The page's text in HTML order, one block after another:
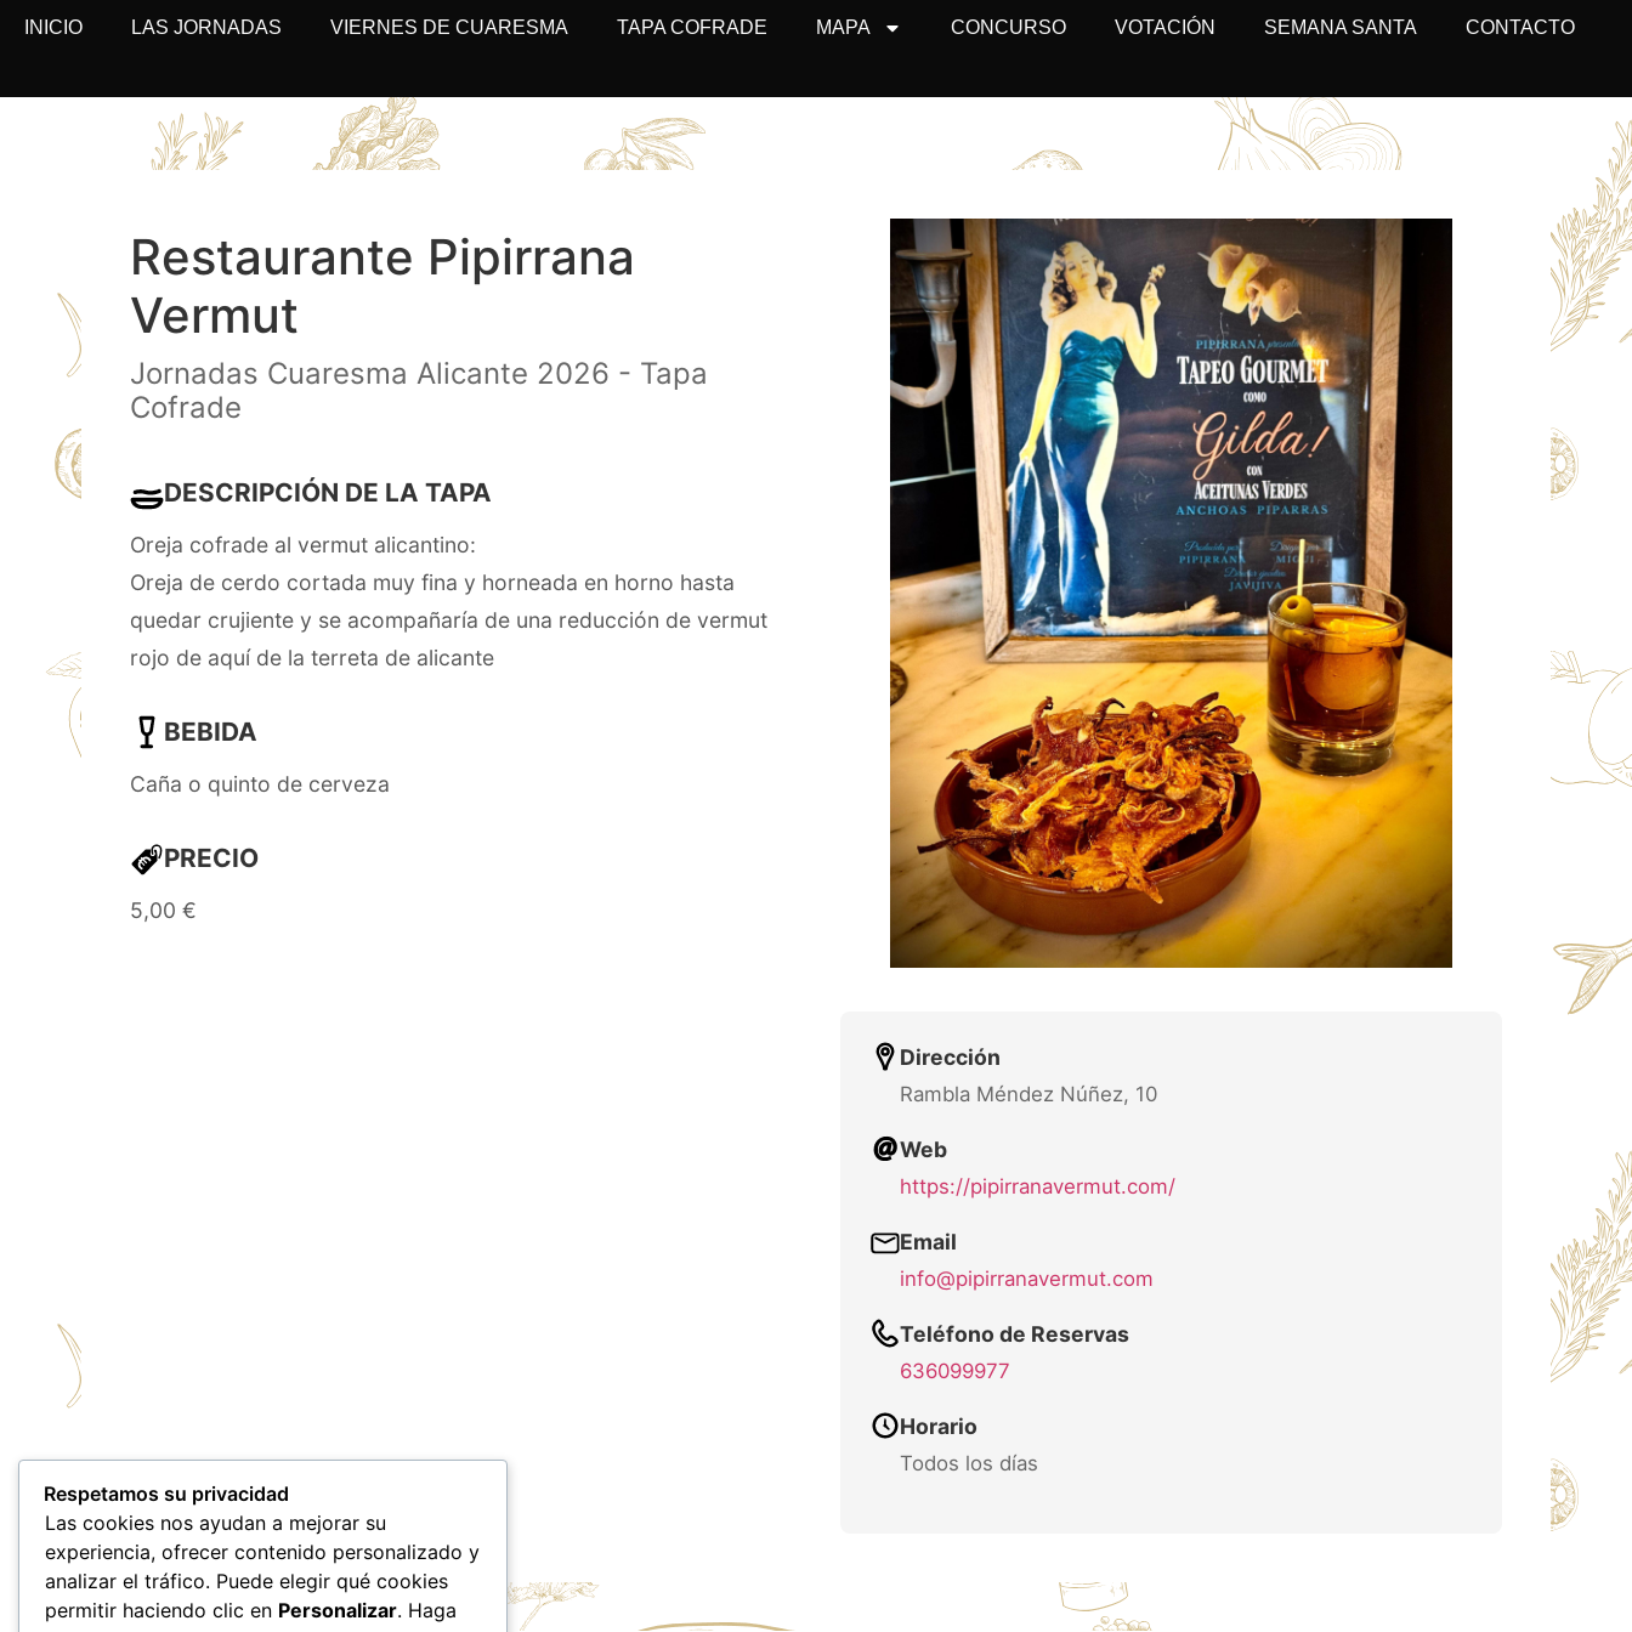
INICIO LAS JORNADAS VIERNES DE CUARESMA TAPA COFRADE MAPA CONCURSO VOTACIÓN SEMANA SANTA CONTACTO
Restaurante Pipirrana
Vermut
Jornadas Cuaresma Alicante 2026 - Tapa
Cofrade
DESCRIPCIÓN DE LA TAPA
Oreja cofrade al vermut alicantino:
Oreja de cerdo cortada muy fina y horneada en horno hasta
quedar crujiente y se acompañaría de una reducción de vermut
rojo de aquí de la terreta de alicante
BEBIDA
Caña o quinto de cerveza
PRECIO
5,00 €
Dirección
Rambla Méndez Núñez, 10
Web
https://pipirranavermut.com/
Email
info@pipirranavermut.com
Teléfono de Reservas
636099977
Horario
Todos los días
Respetamos su privacidad
Las cookies nos ayudan a mejorar su
experiencia, ofrecer contenido personalizado y
analizar el tráfico. Puede elegir qué cookies
permitir haciendo clic en Personalizar. Haga